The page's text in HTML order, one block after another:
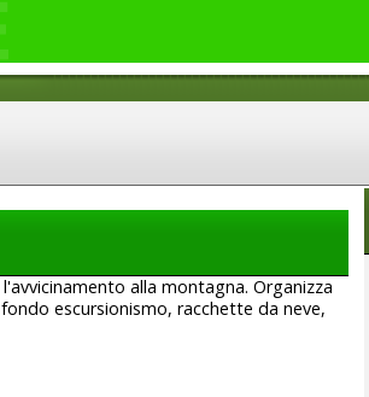
alla montagna. Organizza
escursionismo, racchette da neve,